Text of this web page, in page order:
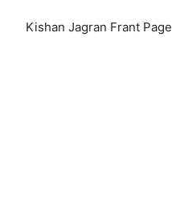
Kishan Jagran Frant Page